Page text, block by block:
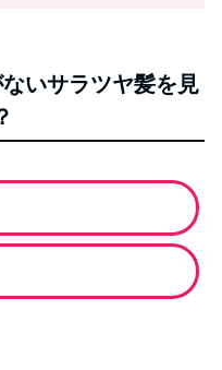
いサラツヤ髪を見